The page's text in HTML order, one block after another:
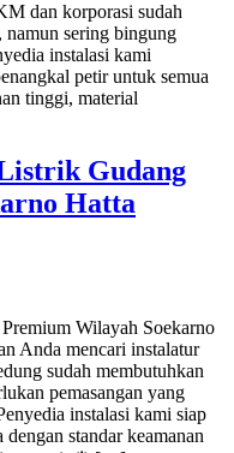
dan korporasi sudah
namun sering bingung
instalasi kami
petir untuk semua
tinggi, material
Gudang
Hatta
Wilayah Soekarno
Anda mencari instalatur
sudah membutuhkan
pemasangan yang
instalasi kami siap
standar keamanan